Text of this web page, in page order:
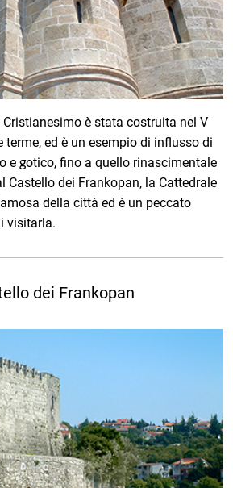
è stata costruita nel V
terme, ed è un esempio di influsso di
e gotico, fino a quello rinascimentale
Castello dei Frankopan, la Cattedrale
della città ed è un peccato
visitarla.
dei Frankopan